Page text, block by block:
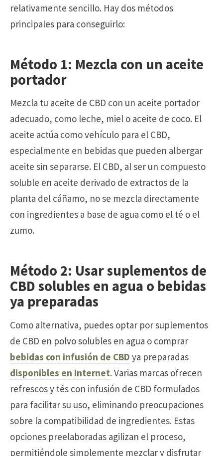
relativamente sencillo. Hay dos métodos
principales para conseguirlo:
Método 1: Mezcla con un aceite
portador
Mezcla tu aceite de CBD con un aceite portador
adecuado, como leche, miel o aceite de coco. El
aceite actúa como vehículo para el CBD,
especialmente en bebidas que pueden albergar
aceite sin separarse. El CBD, al ser un compuesto
soluble en aceite derivado de extractos de la
planta del cáñamo, no se mezcla directamente
con ingredientes a base de agua como el té o el
zumo.
Método 2: Usar suplementos de
CBD solubles en agua o bebidas
ya preparadas
Como alternativa, puedes optar por suplementos
de CBD en polvo solubles en agua o comprar
bebidas con infusión de CBD ya preparadas
disponibles en Internet. Varias marcas ofrecen
refrescos y tés con infusión de CBD formulados
para facilitar su uso, eliminando preocupaciones
sobre la compatibilidad de ingredientes. Estas
opciones preelaboradas agilizan el proceso,
permitiéndole simplemente mezclar y disfrutar